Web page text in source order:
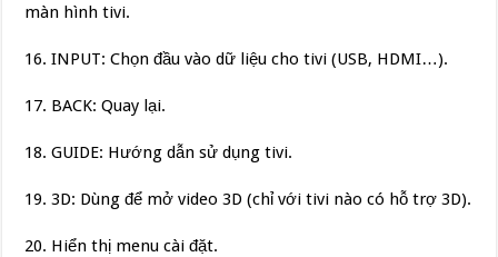
màn hình tivi.
16. INPUT: Chọn đầu vào dữ liệu cho tivi (USB, HDMI…).
17. BACK: Quay lại.
18. GUIDE: Hướng dẫn sử dụng tivi.
19. 3D: Dùng để mở video 3D (chỉ với tivi nào có hỗ trợ 3D).
20. Hiển thị menu cài đặt.